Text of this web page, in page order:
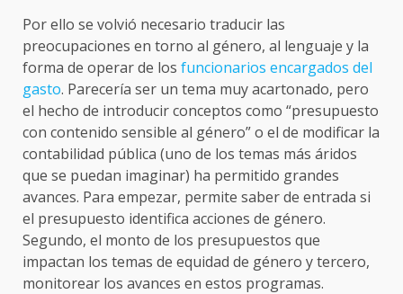
Por ello se volvió necesario traducir las
preocupaciones en torno al género, al lenguaje y la
forma de operar de los funcionarios encargados del
gasto. Parecería ser un tema muy acartonado, pero
el hecho de introducir conceptos como “presupuesto
con contenido sensible al género” o el de modificar la
contabilidad pública (uno de los temas más áridos
que se puedan imaginar) ha permitido grandes
avances. Para empezar, permite saber de entrada si
el presupuesto identifica acciones de género.
Segundo, el monto de los presupuestos que
impactan los temas de equidad de género y tercero,
monitorear los avances en estos programas.